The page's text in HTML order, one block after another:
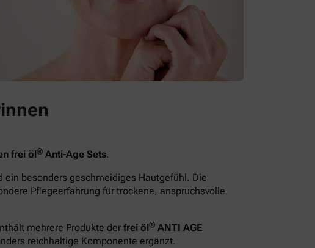
frei öl® Anti-Age Sets.
besonders geschmeidiges Hautgefühl. Die
Pflegeerfahrung für trockene, anspruchsvolle
mehrere Produkte der frei öl® ANTI AGE
reichhaltige Komponente ergänzt.